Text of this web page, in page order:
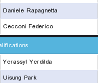
Daniele Rapagnetta
Cecconi Federico
Yerassyl Yerdilda
Uisung Park